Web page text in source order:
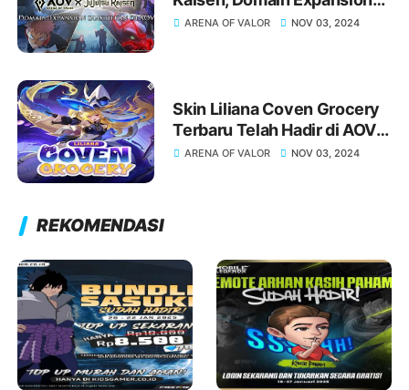
Diaktifkan di AOV
ARENA OF VALOR NOV 03, 2024
Skin Liliana Coven Grocery
Terbaru Telah Hadir di AOV
Review Skin terbaru dan Top
ARENA OF VALOR NOV 03, 2024
REKOMENDASI